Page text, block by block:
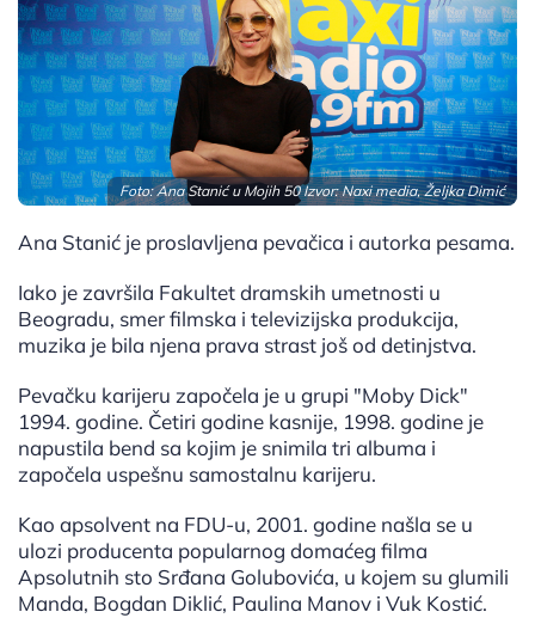
Foto: Ana Stanić u Mojih 50 Izvor: Naxi media, Željka Dimić
Ana Stanić je proslavljena pevačica i autorka pesama.
Iako je završila Fakultet dramskih umetnosti u
Beogradu, smer filmska i televizijska produkcija,
muzika je bila njena prava strast još od detinjstva.
Pevačku karijeru započela je u grupi "Moby Dick"
1994. godine. Četiri godine kasnije, 1998. godine je
napustila bend sa kojim je snimila tri albuma i
započela uspešnu samostalnu karijeru.
Kao apsolvent na FDU-u, 2001. godine našla se u
ulozi producenta popularnog domaćeg filma
Apsolutnih sto Srđana Golubovića, u kojem su glumili
Manda, Bogdan Diklić, Paulina Manov i Vuk Kostić.